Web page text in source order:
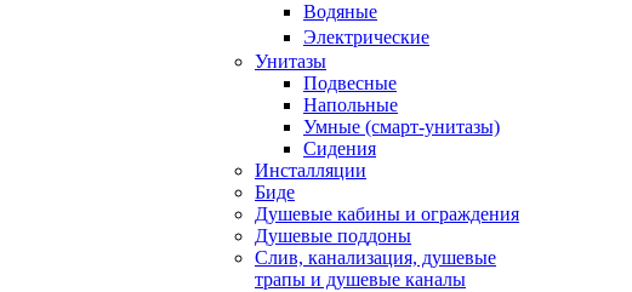
ㅤВодяные
ㅤЭлектрические
Унитазы
Подвесные
Напольные
Умные (смарт-унитазы)
Сидения
Инсталляции
Биде
Душевые кабины и ограждения
Душевые поддоны
Слив, канализация, душевые
трапы и душевые каналы